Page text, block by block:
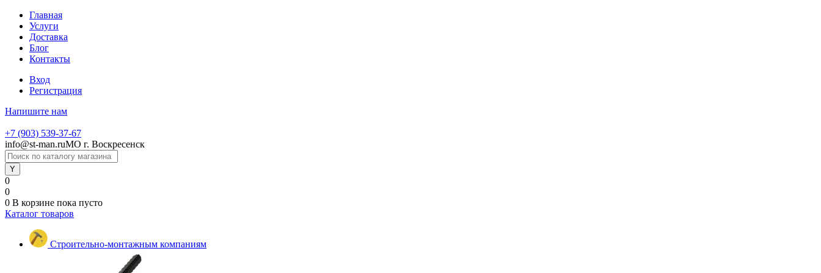
Главная
Услуги
Доставка
Блог
Контакты
Вход
Регистрация
Напишите нам
+7 (903) 539-37-67
info@st-man.ruМО г. Воскресенск
0
0
0 В корзине пока пусто
Каталог товаров
Строительно-монтажным компаниям